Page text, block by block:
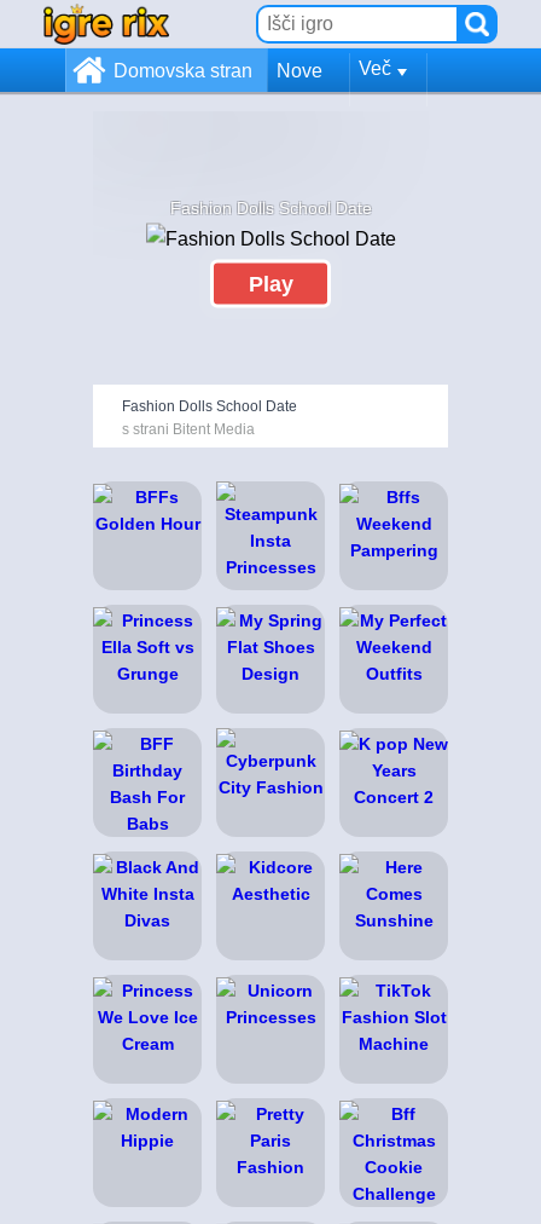
Domovska stran Nove Več
Fashion Dolls School Date
Play
Fashion Dolls School Date
s strani Bitent Media